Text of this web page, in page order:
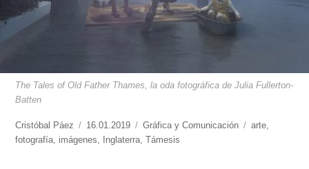
The Tales of Old Father Thames, la oda fotográfica de Julia Fullerton-
Batten
https://www.experimenta.es/author/cristobal-
paez/
Cristóbal Páez
Publicado
el
16.01.2019 Categorías
Gráfica y Comunicación Etiquetas
arte
fotografía imágenes Inglaterra ,Támesis